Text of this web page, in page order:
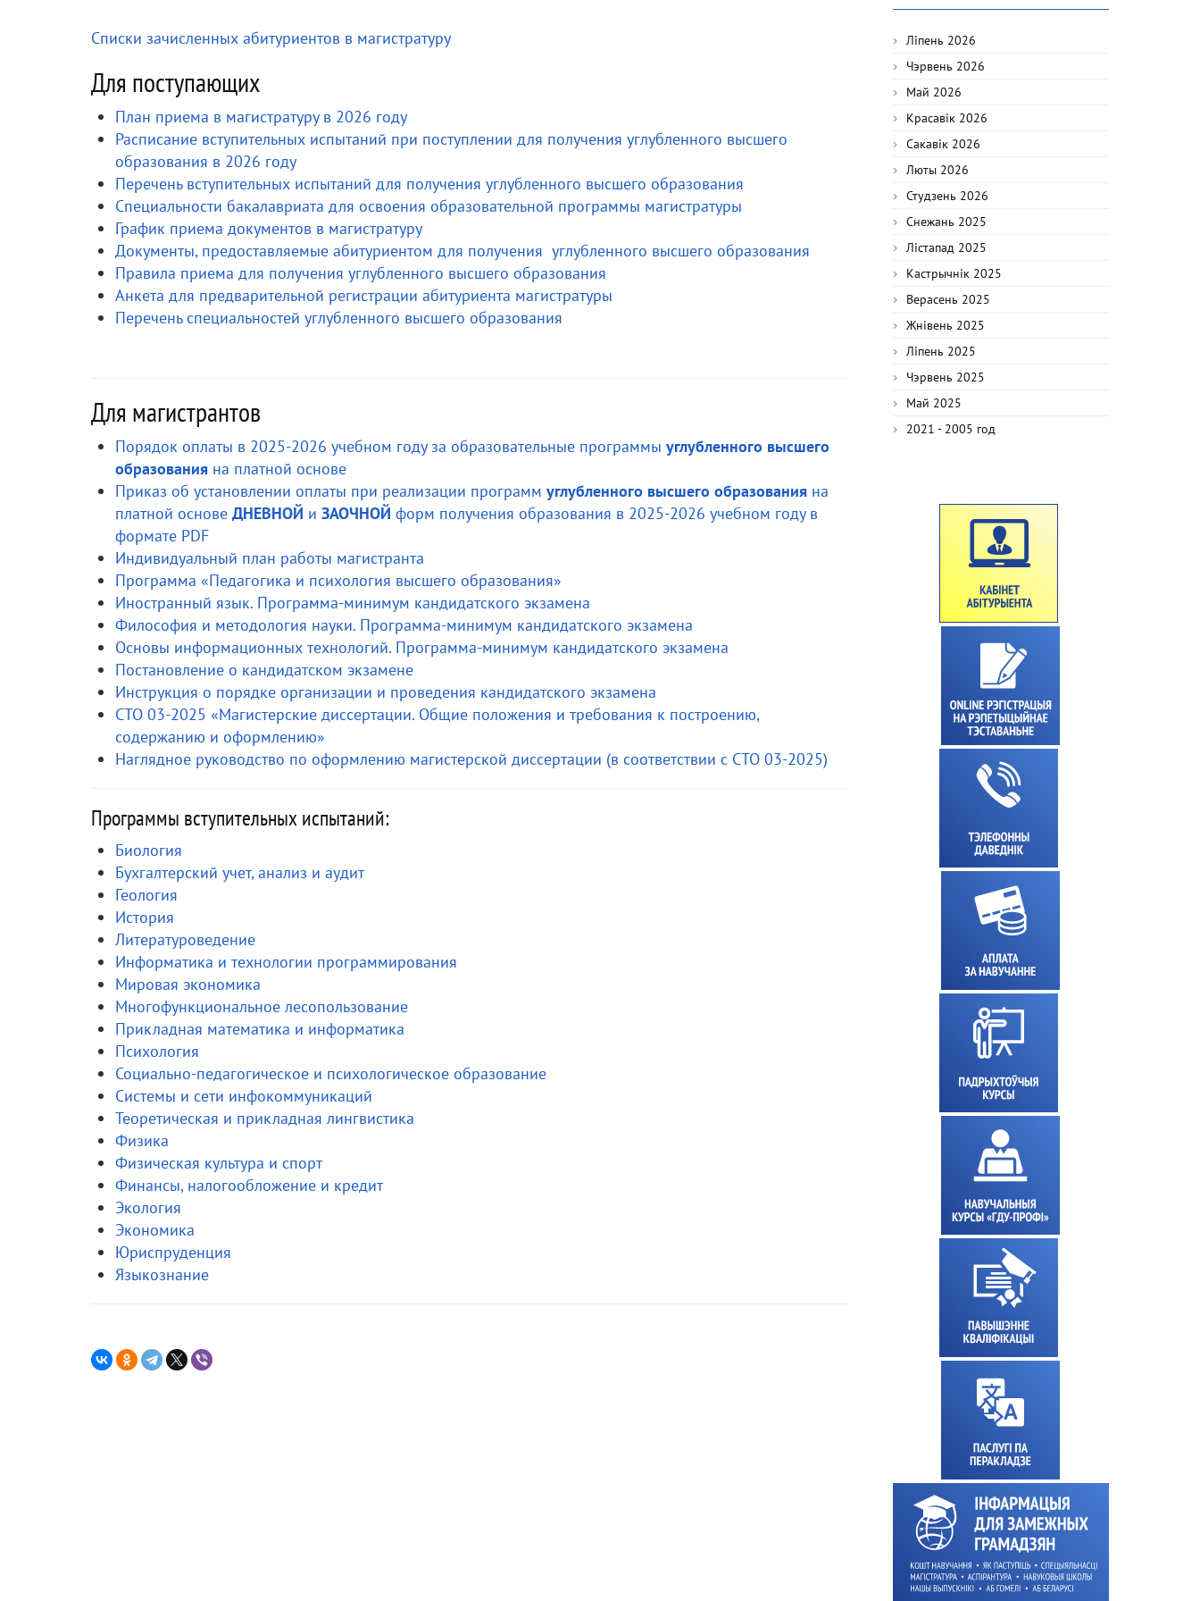
Списки зачисленных абитуриентов в магистратуру
Для поступающих
План приема в магистратуру в 2026 году
Расписание вступительных испытаний при поступлении для получения углубленного высшего
образования в 2026 году
Перечень вступительных испытаний для получения углубленного высшего образования
Специальности бакалавриата для освоения образовательной программы магистратуры
График приема документов в магистратуру
Документы, предоставляемые абитуриентом для получения углубленного высшего образования
Правила приема для получения углубленного высшего образования
Анкета для предварительной регистрации абитуриента магистратуры
Перечень специальностей углубленного высшего образования
Для магистрантов
Порядок оплаты в 2025-2026 учебном году за образовательные программы углубленного высшего
образования на платной основе
Приказ об установлении оплаты при реализации программ углубленного высшего образования на
платной основе ДНЕВНОЙ и ЗАОЧНОЙ форм получения образования в 2025-2026 учебном году в
формате PDF
Индивидуальный план работы магистранта
Программа «Педагогика и психология высшего образования»
Иностранный язык. Программа-минимум кандидатского экзамена
Философия и методология науки. Программа-минимум кандидатского экзамена
Основы информационных технологий. Программа-минимум кандидатского экзамена
Постановление о кандидатском экзамене
Инструкция о порядке организации и проведения кандидатского экзамена
СТО 03-2025 «Магистерские диссертации. Общие положения и требования к построению,
содержанию и оформлению»
Наглядное руководство по оформлению магистерской диссертации (в соответствии с СТО 03-2025)
Программы вступительных испытаний:
Биология
Бухгалтерский учет, анализ и аудит
Геология
История
Литературоведение
Информатика и технологии программирования
Мировая экономика
Многофункциональное лесопользование
Прикладная математика и информатика
Психология
Социально-педагогическое и психологическое образование
Системы и сети инфокоммуникаций
Теоретическая и прикладная лингвистика
Физика
Физическая культура и спорт
Финансы, налогообложение и кредит
Экология
Экономика
Юриспруденция
Языкознание
Ліпень 2026
Чэрвень 2026
Май 2026
Красавік 2026
Сакавік 2026
Люты 2026
Студзень 2026
Снежань 2025
Лістапад 2025
Кастрычнік 2025
Верасень 2025
Жнівень 2025
Ліпень 2025
Чэрвень 2025
Май 2025
2021 - 2005 год